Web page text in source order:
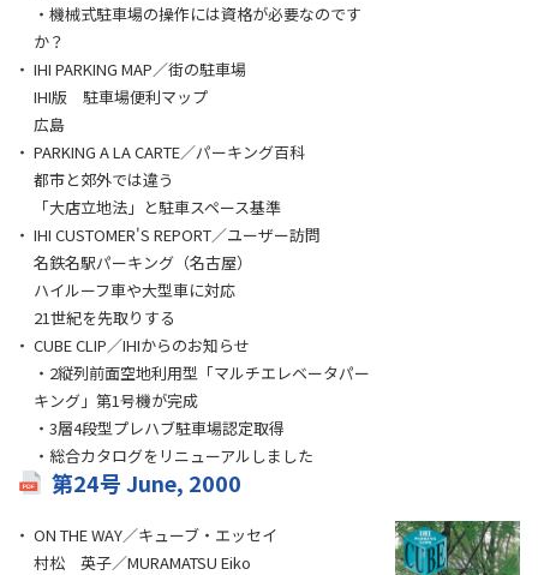
・機械式駐車場の操作には資格が必要なのです
か？
IHI PARKING MAP／街の駐車場
IHI版 駐車場便利マップ
広島
PARKING A LA CARTE／パーキング百科
都市と郊外では違う
「大店立地法」と駐車スペース基準
IHI CUSTOMER'S REPORT／ユーザー訪問
名鉄名駅パーキング（名古屋）
ハイルーフ車や大型車に対応
21世紀を先取りする
CUBE CLIP／IHIからのお知らせ
・2縦列前面空地利用型「マルチエレベータパー
キング」第1号機が完成
・3層4段型プレハブ駐車場認定取得
・総合カタログをリニューアルしました
第24号 June, 2000
ON THE WAY／キューブ・エッセイ
村松 英子／MURAMATSU Eiko